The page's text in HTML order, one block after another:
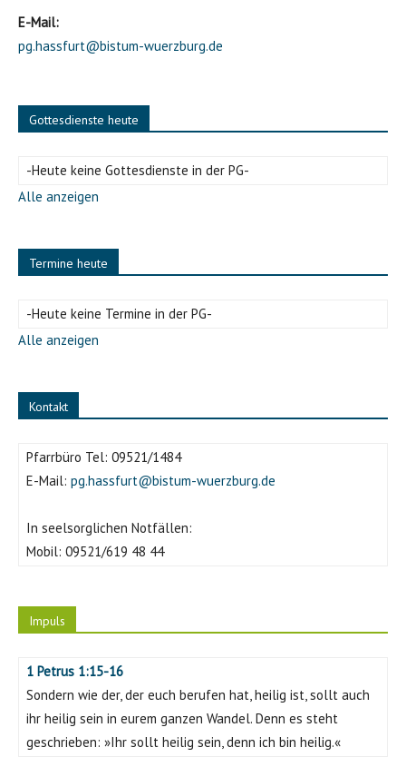
E-Mail:
pg.hassfurt@bistum-wuerzburg.de
Gottesdienste heute
-Heute keine Gottesdienste in der PG-
Alle anzeigen
Termine heute
-Heute keine Termine in der PG-
Alle anzeigen
Kontakt
Pfarrbüro Tel: 09521/1484
E-Mail: pg.hassfurt@bistum-wuerzburg.de
In seelsorglichen Notfällen:
Mobil: 09521/619 48 44
Impuls
1 Petrus 1:15-16
Sondern wie der, der euch berufen hat, heilig ist, sollt auch
ihr heilig sein in eurem ganzen Wandel. Denn es steht
geschrieben: »Ihr sollt heilig sein, denn ich bin heilig.«